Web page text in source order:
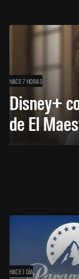
HACE 7 HORAS
Disney+
de El
HACE 1 DÍA